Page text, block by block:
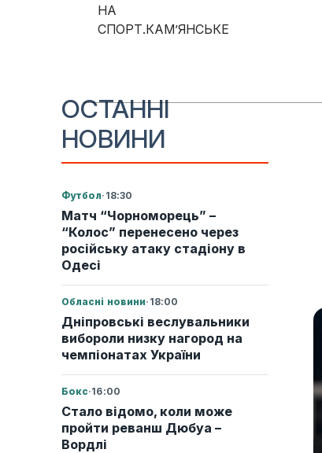
Skip to content
НА
СПОРТ.КАМ’ЯНСЬКЕ
ОСТАННІ
НОВИНИ
Футбол· 18:30
Матч “Чорноморець” –
“Колос” перенесено через
російську атаку стадіону в
Одесі
Обласні новини· 18:00
Дніпровські веслувальники
вибороли низку нагород на
чемпіонатах України
Бокс·16:00
Стало відомо, коли може
пройти реванш Дюбуа –
Вордлі